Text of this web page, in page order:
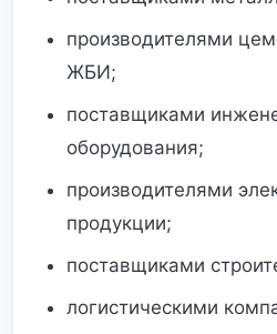
производителями
ЖБИ;
поставщиками
оборудования;
производителями
продукции;
поставщиками
логистическими